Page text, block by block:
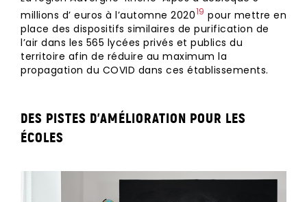
millions d’ euros à l’automne 2020⁠19 pour mettre en
place des dispositifs similaires de purification de
l’air dans les 565 lycées privés et publics du
territoire afin de réduire au maximum la
propagation du COVID dans ces établissements.
DES PISTES D’AMÉLIORATION POUR LES
ÉCOLES